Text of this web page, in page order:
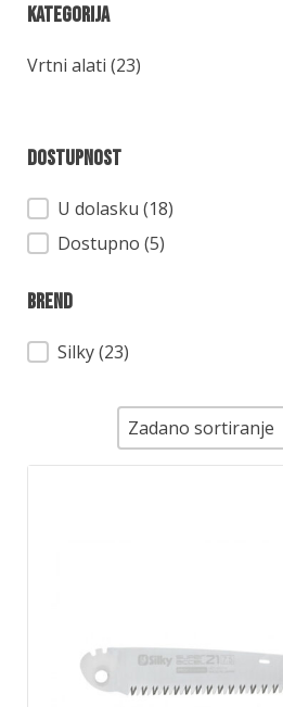
Kategorija
Kategorija
Vrtni alati (23)
Dostupnost
Dostupnost
U dolasku (18)
Dostupno (5)
Brend
Brend
Silky(23)
Sortiranje
Zadano sortiranje
Sortiranje